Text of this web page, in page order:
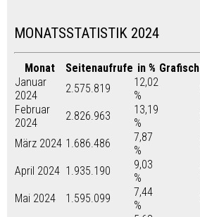
MONATSSTATISTIK 2024
Monat Seitenaufrufe in % Grafisch
Januar
2024
2.575.819
12,02
%
Februar
2024
2.826.963
13,19
%
März 2024 1.686.486
7,87
%
April 2024 1.935.190
9,03
%
Mai 2024
1.595.099
7,44
%